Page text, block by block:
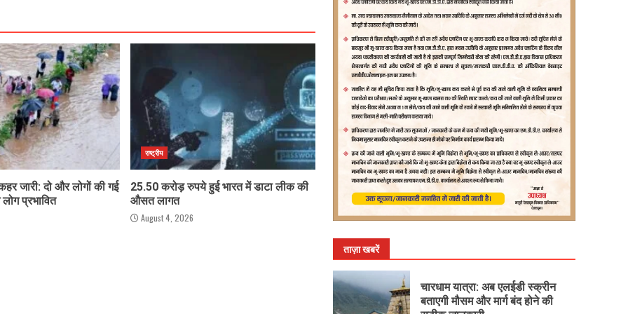
जारी: दो और लोगों की गई
प्रभावित
राष्ट्रीय
25.50 करोड़ रुपये हुई भारत में डाटा लीक की
औसत लागत
August 4, 2026
ताज़ा खबरें
चारधाम यात्रा: अब एलईडी स्क्रीन
बताएगी मौसम और मार्ग बंद होने की